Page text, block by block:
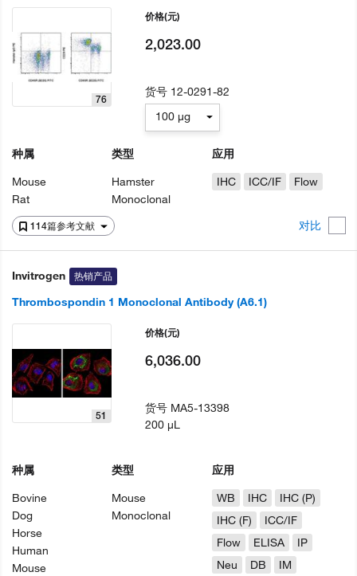
114篇参考文献 对比
76
种属
Mouse
Rat
类型
Hamster
Monoclonal
应用
IHC
ICC/IF Flow
价格(元)
2,023.00
货号 12-0291-82
100 µg
Invitrogen 热销产品
Thrombospondin 1 Monoclonal Antibody (A6.1)
51
种属
Bovine
Dog
Horse
Human
Mouse
类型
Mouse
Monoclonal
应用
WB
IHC
IHC (P)
IHC (F)
ICC/IF
Flow
ELISA
IP
Neu
DB IM
价格(元)
6,036.00
货号 MA5-13398
200 µL